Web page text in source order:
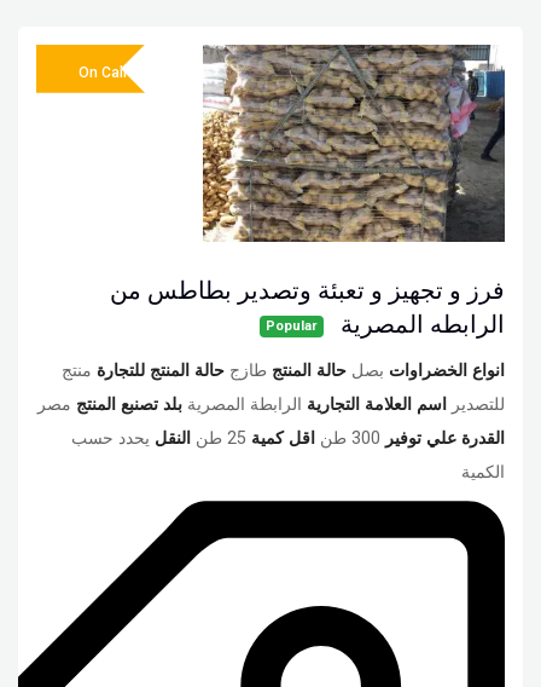
فرز و تجهيز و تعبئة وتصدير بطاطس من
الرابطه المصرية
Popular
انواع الخضراوات بصل حالة المنتج طازج حالة المنتج للتجارة منتج
للتصدير
اسم العلامة التجارية الرابطة المصرية بلد تصنبع المنتج مصر
القدرة علي توفير 300 طن اقل كمية 25 طن النقل يحدد حسب
الكمية
On Call